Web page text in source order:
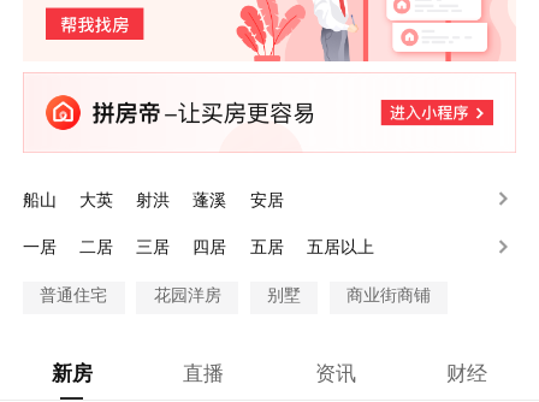
船山 大英 射洪 蓬溪 安居
一居 二居 三居 四居 五居 五居以上
普通住宅 花园洋房 别墅 商业街商铺
新房 直播 资讯 财经